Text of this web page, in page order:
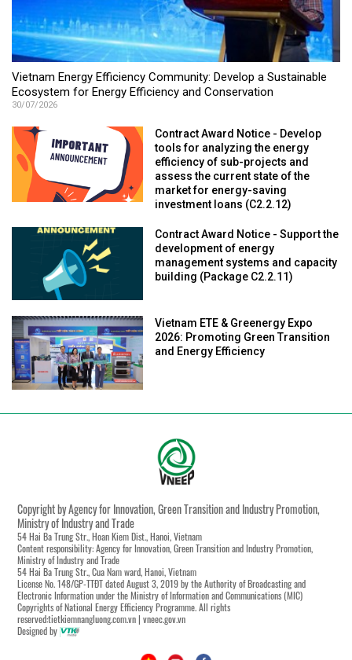
Vietnam Energy Efficiency Community: Develop a Sustainable
Ecosystem for Energy Efficiency and Conservation
30/07/2026
Contract Award Notice - Develop
tools for analyzing the energy
efficiency of sub-projects and
assess the current state of the
market for energy-saving
investment loans (C2.2.12)
Contract Award Notice - Support the
development of energy
management systems and capacity
building (Package C2.2.11)
Vietnam ETE & Greenergy Expo
2026: Promoting Green Transition
and Energy Efficiency
Copyright by Agency for Innovation, Green Transition and Industry Promotion,
Ministry of Industry and Trade
54 Hai Ba Trung Str., Hoan Kiem Dist., Hanoi, Vietnam
Content responsibility: Agency for Innovation, Green Transition and Industry Promotion,
Ministry of Industry and Trade
54 Hai Ba Trung Str., Cua Nam ward, Hanoi, Vietnam
License No. 148/GP-TTĐT dated August 3, 2019 by the Authority of Broadcasting and
Electronic Information under the Ministry of Information and Communications (MIC)
Copyrights of National Energy Efficiency Programme. All rights
reserved:tietkiemnangluong.com.vn | vneec.gov.vn
Designed by